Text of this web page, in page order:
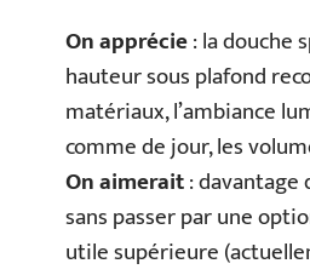
On apprécie: la douche
hauteur sous plafond
matériaux, l’ambiance
comme de jour, les
On aimerait:
sans passer par une
utile supérieure